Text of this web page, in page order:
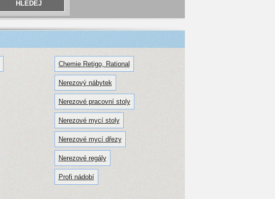
Chemie Retigo, Rational
Nerezový nábytek
Nerezové pracovní stoly
Nerezové mycí stoly
Nerezové mycí dřezy
Nerezové regály
Profi nádobí